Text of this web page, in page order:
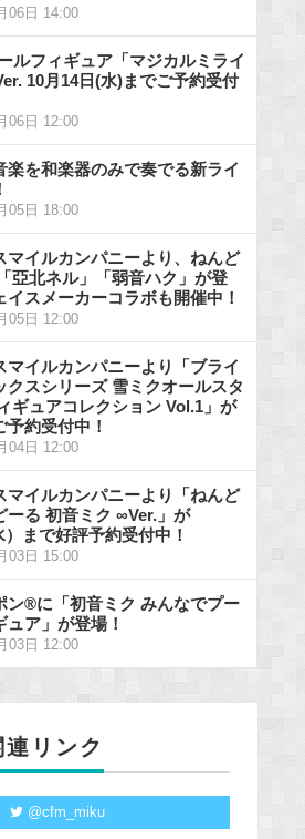
06日 14:00
ルフィギュア「マジカルミライ
10月14日(水)までご予約受付
06日 12:00
楽を和楽器のみで奏でる新ライ
05日 18:00
マイルカンパニーより、ねんど
亞北ネル」「弱音ハク」が登
イスメーカーコラボも開催中！
05日 12:00
マイルカンパニーより「ブライ
クスシリーズ 雪ミクオールスタ
ギュアコレクション Vol.1」が
予約受付中！
04日 12:00
マイルカンパニーより「ねんど
ーる 初音ミク ∞Ver.」が
）まで好評予約受付中！
03日 15:00
ン®に「初音ミク みんなでプー
ュア」が登場！
03日 12:00
リンク
@cfm_miku